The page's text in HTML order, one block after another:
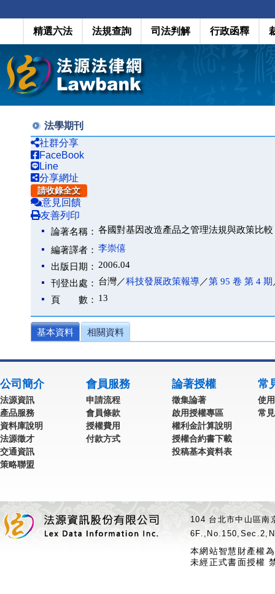
精選六法 法規查詢 司法判解 行政函釋
法學期刊
社群分享
FaceBook
Line
分享網址
請收錄全文
意見回饋
友善列印
論著名稱： 各國對基因改造產品之管理法規與政策比較
編著譯者： 李崇僖
出版日期： 2006.04
刊登出處： 台灣／科技發展政策報導／第 95 卷 第 4 期
頁 數： 13
基本資料 相關資料
公司簡介
法源資訊
產品服務
資料庫說明
法源徵才
交通資訊
策略聯盟
會員服務
申請流程
會員條款
授權費用
付款方式
論著授權
徵集論著
啟用授權專區
權利金計算說明
授權合約書下載
投稿基本資料表
常
使
常
104 台北市中山區
本網站智慧財產權
未經正式書面授權